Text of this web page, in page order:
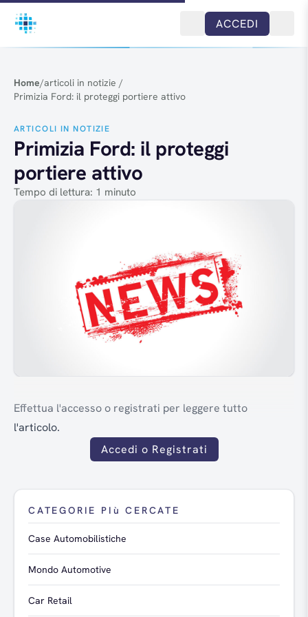
Salta al contenuto
ACCEDI
Home/articoli in notizie /
Primizia Ford: il proteggi portiere attivo
ARTICOLI IN NOTIZIE
Primizia Ford: il proteggi
portiere attivo
Tempo di lettura: 1 minuto
Effettua l'accesso o registrati per leggere tutto
l'articolo.
Accedi o Registrati
CATEGORIE PIù CERCATE
Case Automobilistiche
Mondo Automotive
Car Retail